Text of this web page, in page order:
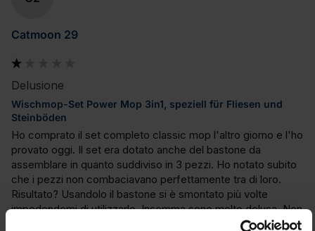
Catmoon 29
Delusione
Wischmop-Set Power Mop 3in1, speziell für Fliesen und
Steinböden
Ho comprato il set completo classic mop l'altro giorno e l'ho
provato oggi. Il set era dotato anche del bastone da
assemblare in quanto suddiviso in 3 pezzi. Ho notato subito
che i pezzi non combaciavano perfettamente tra di loro.
Risultato? Usandolo il bastone si è smontato più volte
impedendomi di utilizzarlo. Insomma sono molto delusa. Non
lo consiglio. Forse è meglio acquistare un bastone "tutto